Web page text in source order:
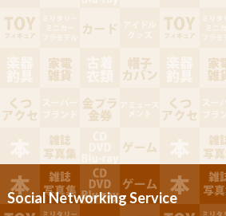
Social Networking Service